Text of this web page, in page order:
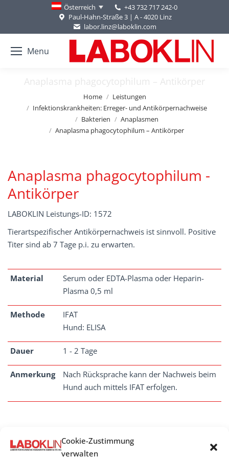
Cookie-Zustimmung
verwalten
Österreich
+43 732 717 242-0
Paul-Hahn-Straße 3 | A - 4020 Linz
labor.linz@laboklin.com
Menu
Anaplasma phagocytophilum – Antikörper
Home
Leistungen
Infektionskrankheiten: Erreger- und Antikörpernachweise
Bakterien
Anaplasmen
Anaplasma phagocytophilum – Antikörper
Anaplasma phagocytophilum -
Antikörper
LABOKLIN Leistungs-ID: 1572
Tierartspezifischer Antikörpernachweis ist sinnvoll. Positive
Titer sind ab 7 Tage p.i. zu erwarten.
Material
Serum oder EDTA-Plasma oder Heparin-
Plasma 0,5 ml
Methode
IFAT
Hund: ELISA
Dauer 1 - 2 Tage
Anmerkung
Nach Rücksprache kann der Nachweis beim
Hund auch mittels IFAT erfolgen.
ANAPLASMEN